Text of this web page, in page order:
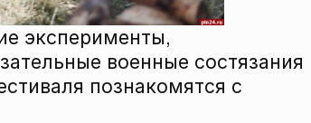
эксперименты,
военные состязания
познакомятся с